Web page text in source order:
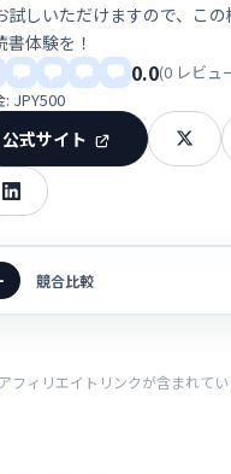
試しいただけますので、こ
書体験を！
0.0(0 レビュ
: JPY500
公式サイト
競合比較
ィリエイトリンクが含まれてい